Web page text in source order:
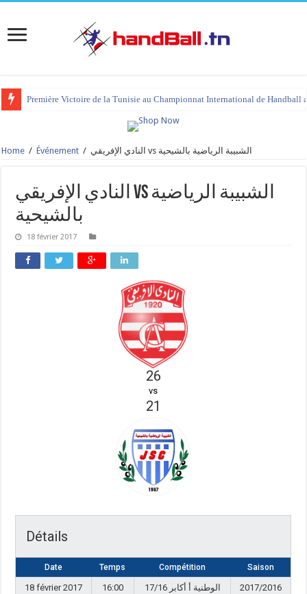
Première Victoire de la Tunisie au Championnat International de Handball
Home / Événement / النادي الإفريقي vs الشبيبة الرياضية بالشيحية
النادي الإفريقي vs الشبيبة الرياضية
بالشيحية
18 février 2017
26
vs
21
Détails
Date Temps Compétition Saison
18 février 2017 16:00 17/16 الوطنية أ أكابر 2017/2016